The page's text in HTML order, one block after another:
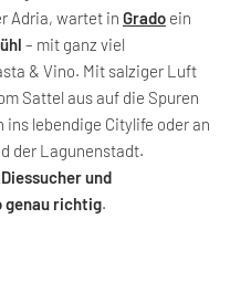
Adria, wartet in Grado ein
– mit ganz viel
& Vino. Mit salziger Luft
Sattel aus auf die Spuren
lebendige Citylife oder an
der Lagunenstadt.
und
genau richtig.